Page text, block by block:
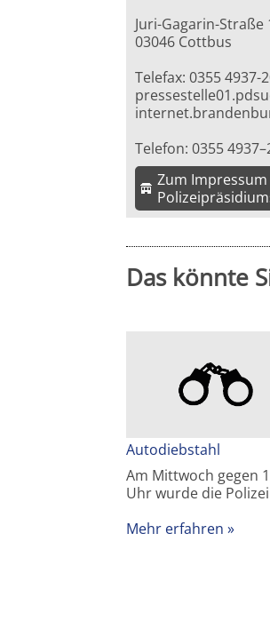
Juri-Gagarin-Straße
03046 Cottbus
Telefax: 0355 4937-
Telefon: 0355
Zum Impressum
Das könnte
Autodiebstahl
Am Mittwoch gegen
Uhr wurde die
Mehr erfahren